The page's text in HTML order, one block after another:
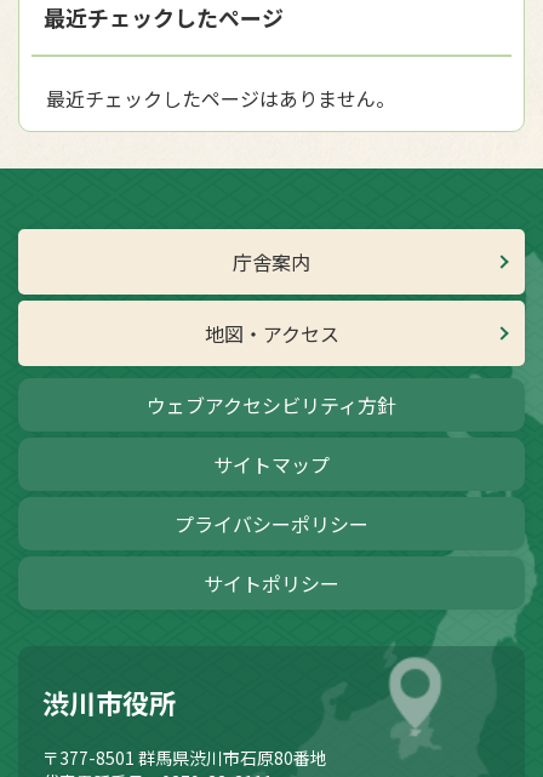
最近チェックしたページ
最近チェックしたページはありません。
庁舎案内
地図・アクセス
ウェブアクセシビリティ方針
サイトマップ
プライバシーポリシー
サイトポリシー
渋川市役所
〒377-8501 群馬県渋川市石原80番地